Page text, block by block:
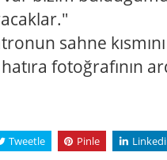
sahne
fotoğrafının
Tweetle Pinle